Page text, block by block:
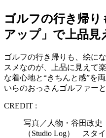
ゴルフの行き帰り
アップ」で上品見
ゴルフの行き帰りも、絵に
スメなのが、上品に見えて
な着心地と“きちんと感”を
いらのおっさんゴルファー
CREDIT :
写真／人物・谷田政史
（Studio Log） スタ